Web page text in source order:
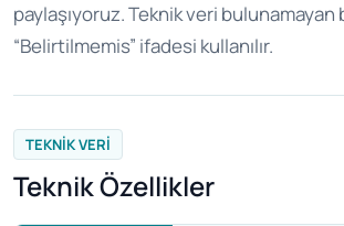
paylaşıyoruz. Teknik veri bulunamayan
“Belirtilmemis” ifadesi kullanılır.
TEKNIK VERI
Teknik Özellikler